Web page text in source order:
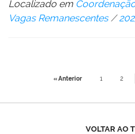
Localizado em
Vagas Remanescentes /
« Anterior 1 2
VOLTAR AO